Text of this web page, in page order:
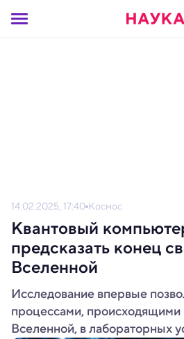
14.02.2025, 17:40 Космос
Квантовый
предсказать конец
Вселенной
Исследование впервые
процессами, происходящими
Вселенной, в лабораторных